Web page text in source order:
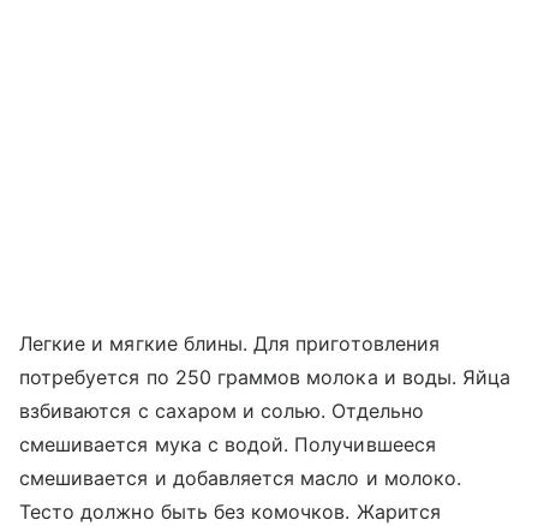
Легкие и мягкие блины. Для приготовления
потребуется по 250 граммов молока и воды. Яйца
взбиваются с сахаром и солью. Отдельно
смешивается мука с водой. Получившееся
смешивается и добавляется масло и молоко.
Тесто должно быть без комочков. Жарится